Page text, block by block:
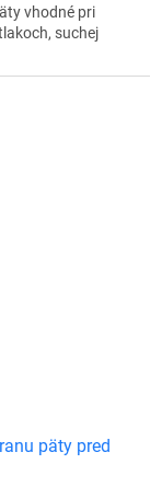
vhodné pri
suchej
päty pred